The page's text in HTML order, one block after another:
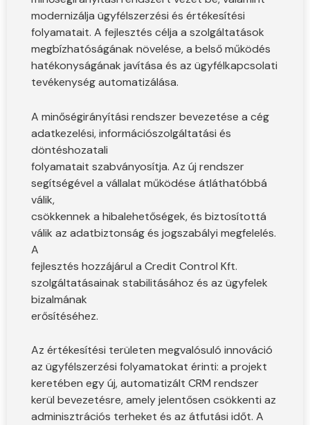
modernizálja ügyfélszerzési és értékesítési
folyamatait. A fejlesztés célja a szolgáltatások
megbízhatóságának növelése, a belső működés
hatékonyságának javítása és az ügyfélkapcsolati
tevékenység automatizálása.
A minőségirányítási rendszer bevezetése a cég
adatkezelési, információszolgáltatási és
döntéshozatali
folyamatait szabványosítja. Az új rendszer
segítségével a vállalat működése átláthatóbbá
válik,
csökkennek a hibalehetőségek, és biztosítottá
válik az adatbiztonság és jogszabályi megfelelés.
A
fejlesztés hozzájárul a Credit Control Kft.
szolgáltatásainak stabilitásához és az ügyfelek
bizalmának
erősítéséhez.
Az értékesítési területen megvalósuló innováció
az ügyfélszerzési folyamatokat érinti: a projekt
keretében egy új, automatizált CRM rendszer
kerül bevezetésre, amely jelentősen csökkenti az
adminisztrációs terheket és az átfutási időt. A